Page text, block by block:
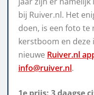
bij Ruiver.nl. Het
doen, is een foto te
kerstboom en deze
nieuwe Ruiver.nl
info@ruiver.nl.